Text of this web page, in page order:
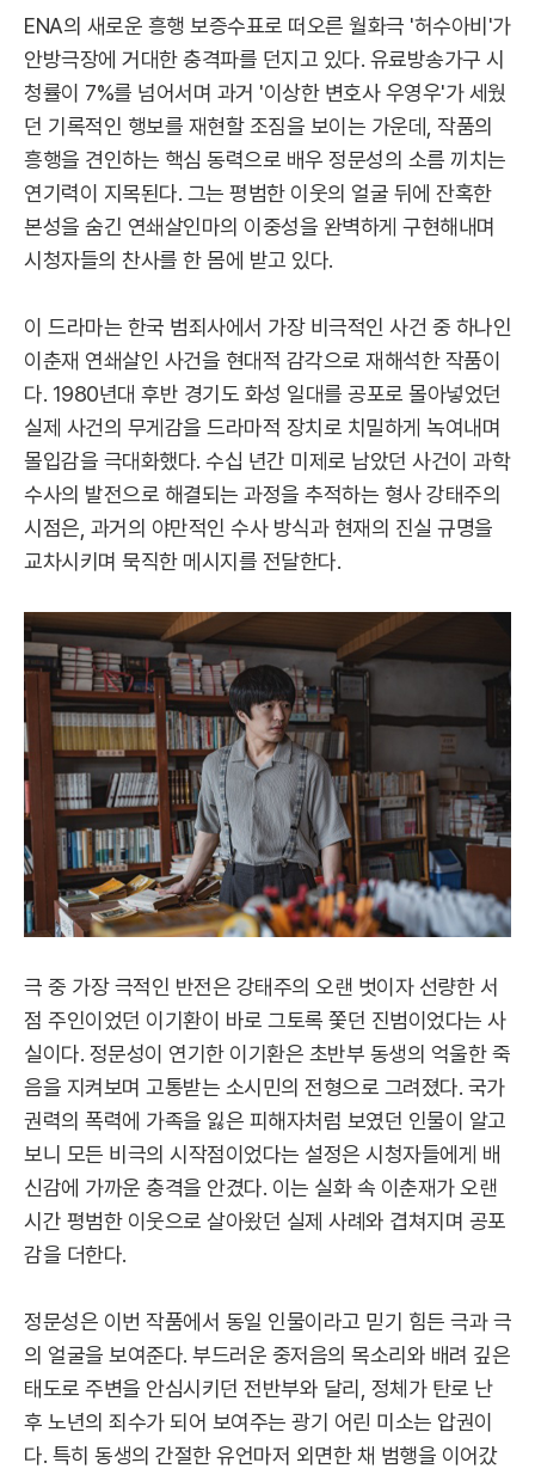
ENA의 새로운 흥행 보증수표로 떠오른 월화극 '허수아비'가
안방극장에 거대한 충격파를 던지고 있다. 유료방송가구 시
청률이 7%를 넘어서며 과거 '이상한 변호사 우영우'가 세웠
던 기록적인 행보를 재현할 조짐을 보이는 가운데, 작품의
흥행을 견인하는 핵심 동력으로 배우 정문성의 소름 끼치는
연기력이 지목된다. 그는 평범한 이웃의 얼굴 뒤에 잔혹한
본성을 숨긴 연쇄살인마의 이중성을 완벽하게 구현해내며
시청자들의 찬사를 한 몸에 받고 있다.
이 드라마는 한국 범죄사에서 가장 비극적인 사건 중 하나인
이춘재 연쇄살인 사건을 현대적 감각으로 재해석한 작품이
다. 1980년대 후반 경기도 화성 일대를 공포로 몰아넣었던
실제 사건의 무게감을 드라마적 장치로 치밀하게 녹여내며
몰입감을 극대화했다. 수십 년간 미제로 남았던 사건이 과학
수사의 발전으로 해결되는 과정을 추적하는 형사 강태주의
시점은, 과거의 야만적인 수사 방식과 현재의 진실 규명을
교차시키며 묵직한 메시지를 전달한다.
극 중 가장 극적인 반전은 강태주의 오랜 벗이자 선량한 서
점 주인이었던 이기환이 바로 그토록 쫓던 진범이었다는 사
실이다. 정문성이 연기한 이기환은 초반부 동생의 억울한 죽
음을 지켜보며 고통받는 소시민의 전형으로 그려졌다. 국가
권력의 폭력에 가족을 잃은 피해자처럼 보였던 인물이 알고
보니 모든 비극의 시작점이었다는 설정은 시청자들에게 배
신감에 가까운 충격을 안겼다. 이는 실화 속 이춘재가 오랜
시간 평범한 이웃으로 살아왔던 실제 사례와 겹쳐지며 공포
감을 더한다.
정문성은 이번 작품에서 동일 인물이라고 믿기 힘든 극과 극
의 얼굴을 보여준다. 부드러운 중저음의 목소리와 배려 깊은
태도로 주변을 안심시키던 전반부와 달리, 정체가 탄로 난
후 노년의 죄수가 되어 보여주는 광기 어린 미소는 압권이
다. 특히 동생의 간절한 유언마저 외면한 채 범행을 이어갔